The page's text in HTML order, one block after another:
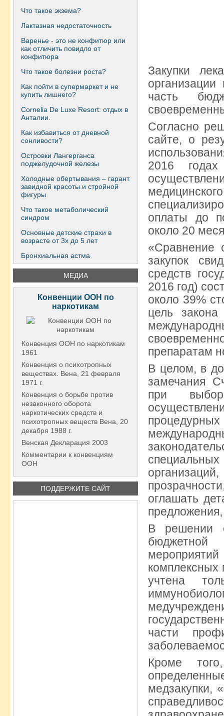
Что такое экзема?
Лактазная недостаточность
Варенье - это не конфитюр или
как отличить повидло от
конфитюра
Что такое болезни роста?
Как пойти в супермаркет и не
купить лишнего?
Сornelia De Luxe Resort: отдых в
Анталии.
Как избавиться от дневной
сонливости?
Островки Лангерганса
поджелудочной железы
Холодные обертывания – гарант
завидной красоты и стройной
фигуры
Что такое метаболический
синдром
Основные детские страхи в
возрасте от 3х до 5 лет
Бронхиальная астма
МЕДИА
Конвенции ООН по
наркотикам
Конвенция ООН по наркотикам
1961
Конвенция о психотропных
веществах. Вена, 21 февраля
1971 г.
Конвенция о борьбе против
незаконного оборота
наркотических средств и
психотропных веществ Вена, 20
декабря 1988 г.
Венская Декларация 2003
Комментарии к конвенциям
ООН
ПОДДЕРЖИТЕ САЙТ
Закупки
часть
Согласно
сайте, о
2016
оплаты до
около 20
«Сравнение
закупок
средств
2016 год)
около 39%
цель
препаратам
В целом, в
замечания
при
оглашать
предложения,
В решении
бюджетной
комплексных
учтена
части
Кроме
медзакупки,